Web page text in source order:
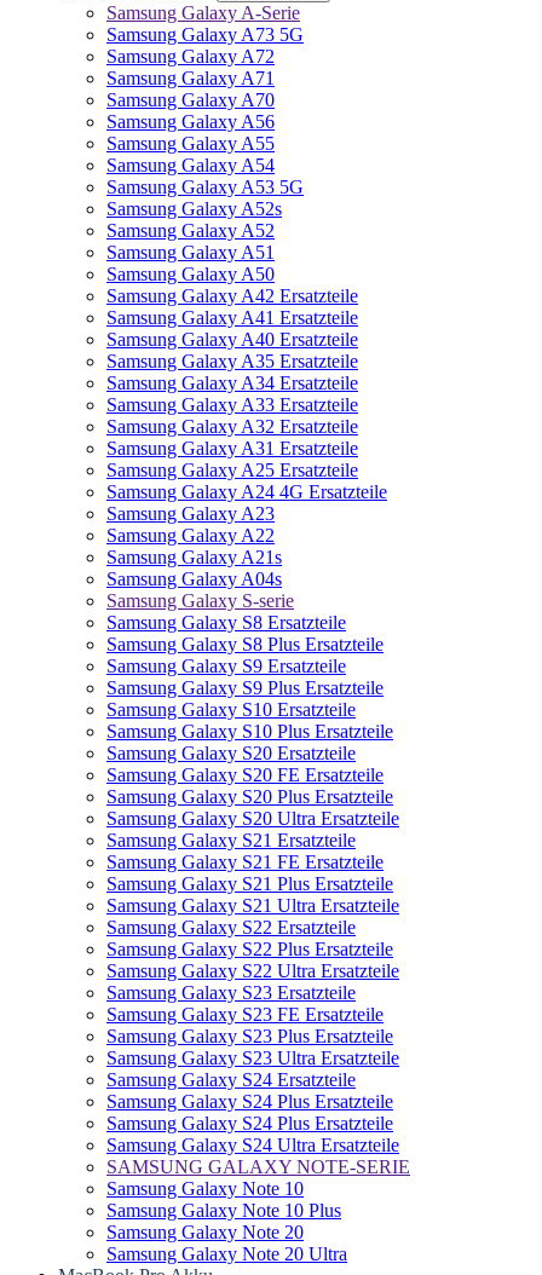
Samsung Galaxy A-Serie
Samsung Galaxy A73 5G
Samsung Galaxy A72
Samsung Galaxy A71
Samsung Galaxy A70
Samsung Galaxy A56
Samsung Galaxy A55
Samsung Galaxy A54
Samsung Galaxy A53 5G
Samsung Galaxy A52s
Samsung Galaxy A52
Samsung Galaxy A51
Samsung Galaxy A50
Samsung Galaxy A42 Ersatzteile
Samsung Galaxy A41 Ersatzteile
Samsung Galaxy A40 Ersatzteile
Samsung Galaxy A35 Ersatzteile
Samsung Galaxy A34 Ersatzteile
Samsung Galaxy A33 Ersatzteile
Samsung Galaxy A32 Ersatzteile
Samsung Galaxy A31 Ersatzteile
Samsung Galaxy A25 Ersatzteile
Samsung Galaxy A24 4G Ersatzteile
Samsung Galaxy A23
Samsung Galaxy A22
Samsung Galaxy A21s
Samsung Galaxy A04s
Samsung Galaxy S-serie
Samsung Galaxy S8 Ersatzteile
Samsung Galaxy S8 Plus Ersatzteile
Samsung Galaxy S9 Ersatzteile
Samsung Galaxy S9 Plus Ersatzteile
Samsung Galaxy S10 Ersatzteile
Samsung Galaxy S10 Plus Ersatzteile
Samsung Galaxy S20 Ersatzteile
Samsung Galaxy S20 FE Ersatzteile
Samsung Galaxy S20 Plus Ersatzteile
Samsung Galaxy S20 Ultra Ersatzteile
Samsung Galaxy S21 Ersatzteile
Samsung Galaxy S21 FE Ersatzteile
Samsung Galaxy S21 Plus Ersatzteile
Samsung Galaxy S21 Ultra Ersatzteile
Samsung Galaxy S22 Ersatzteile
Samsung Galaxy S22 Plus Ersatzteile
Samsung Galaxy S22 Ultra Ersatzteile
Samsung Galaxy S23 Ersatzteile
Samsung Galaxy S23 FE Ersatzteile
Samsung Galaxy S23 Plus Ersatzteile
Samsung Galaxy S23 Ultra Ersatzteile
Samsung Galaxy S24 Ersatzteile
Samsung Galaxy S24 Plus Ersatzteile
Samsung Galaxy S24 Plus Ersatzteile
Samsung Galaxy S24 Ultra Ersatzteile
SAMSUNG GALAXY NOTE-SERIE
Samsung Galaxy Note 10
Samsung Galaxy Note 10 Plus
Samsung Galaxy Note 20
Samsung Galaxy Note 20 Ultra